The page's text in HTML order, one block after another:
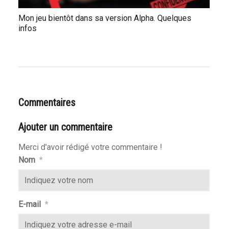
Mon jeu bientôt dans sa version Alpha. Quelques
infos
Commentaires
Ajouter un commentaire
Merci d'avoir rédigé votre commentaire !
Nom *
E-mail *